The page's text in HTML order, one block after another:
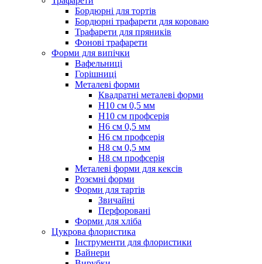
Бордюрні для тортів
Бордюрні трафарети для короваю
Трафарети для пряників
Фонові трафарети
Форми для випічки
Вафельниці
Горішниці
Металеві форми
Квадратні металеві форми
Н10 см 0,5 мм
Н10 см профсерія
Н6 см 0,5 мм
Н6 см профсерія
Н8 см 0,5 мм
Н8 см профсерія
Металеві форми для кексів
Розємні форми
Форми для тартів
Звичайні
Перфоровані
Форми для хліба
Цукрова флористика
Інструменти для флористики
Вайнери